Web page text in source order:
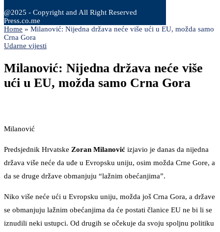
@2025 - Copyright and All Right Reserved
Press.co.me
Home » Milanović: Nijedna država neće više ući u EU, možda samo
Crna Gora
Udarne vijesti
Milanović: Nijedna država neće više
ući u EU, možda samo Crna Gora
Milanović
Predsjednik Hrvatske Zoran Milanović izjavio je danas da nijedna
država više neće da uđe u Evropsku uniju, osim možda Crne Gore, a
da se druge države obmanjuju “lažnim obećanjima”.
Niko više neće ući u Evropsku uniju, možda još Crna Gora, a države
se obmanjuju lažnim obećanjima da će postati članice EU ne bi li se
iznudili neki ustupci. Od drugih se očekuje da svoju spoljnu politiku